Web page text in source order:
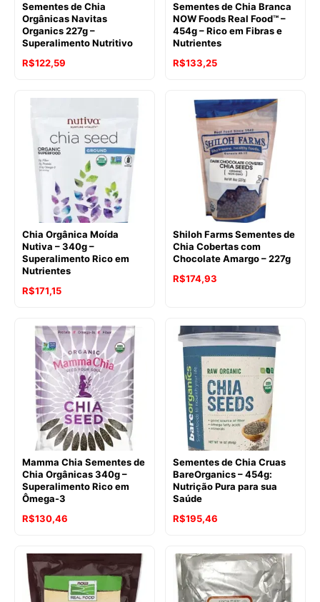
Sementes de Chia
Orgânicas Navitas
Organics 227g –
Superalimento Nutritivo
O
original
R$135,35.
R$122,59
atual
é:
R$122,59.
Sementes de Chia Branca
NOW Foods Real Food™ –
454g – Rico em Fibras e
Nutrientes
O
original
R$146,84.
R$133,25O
atual
é:
R$133,25.
Chia Orgânica Moída
Nutiva – 340g –
Superalimento Rico em
Nutrientes
O
original
era:
R$177,03.
R$171,15O
atual
é:
R$171,15.
Shiloh Farms Sementes de
Chia Cobertas com
Chocolate Amargo – 227g
R$174,93
Mamma Chia Sementes de
Chia Orgânicas 340g –
Superalimento Rico em
Ômega-3
O
original
era:
R$135,82.
R$130,46
atual
é:
R$130,46.
Sementes de Chia Cruas
BareOrganics – 454g:
Nutrição Pura para sua
Saúde
R$195,46